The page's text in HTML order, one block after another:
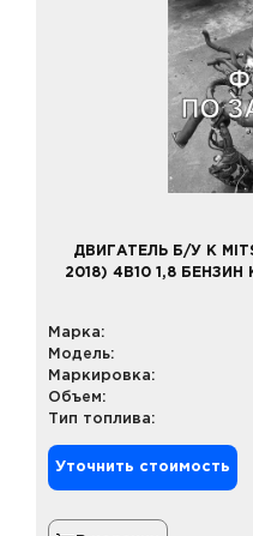
ДВИГАТЕЛЬ Б/У К
2018) 4B10 1,8
Марка:
Модель:
Маркировка:
Объем:
Тип топлива:
Уточнить стоимость